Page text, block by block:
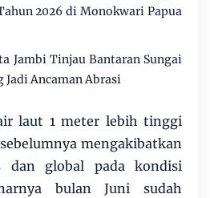
2026 di Monokwari Papua
Jambi Tinjau Bantaran Sungai
Jadi Ancaman Abrasi
laut 1 meter lebih tinggi
mengakibatkan
dan global pada kondisi
bulan Juni sudah